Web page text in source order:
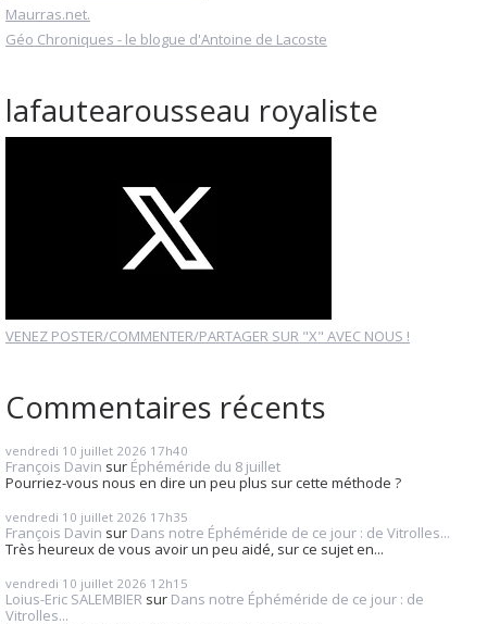
Maurras.net.
Géo Chroniques - le blogue d'Antoine de Lacoste
lafautearousseau royaliste
VENEZ POSTER/COMMENTER/PARTAGER SUR "X" AVEC NOUS !
Commentaires récents
vendredi 10 juillet 2026 17h40
François Davin sur Éphéméride du 8 juillet
Pourriez-vous nous en dire un peu plus sur cette méthode ?
vendredi 10 juillet 2026 17h35
François Davin sur Dans notre Éphéméride de ce jour : de Vitrolles...
Très heureux de vous avoir un peu aidé, sur ce sujet en...
vendredi 10 juillet 2026 12h15
Loius-Eric SALEMBIER sur Dans notre Éphéméride de ce jour : de
Vitrolles...